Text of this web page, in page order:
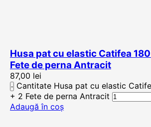
Husa pat cu elastic Catifea
Fete de perna Antracit
87,00 lei
Cantitate Husa pat cu elastic
+ 2 Fete de perna Antracit
Adaugă în coș